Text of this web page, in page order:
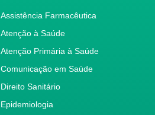
Assistência Farmacêutica
Atenção à Saúde
Atenção Primária à Saúde
Comunicação em Saúde
Direito Sanitário
Epidemiologia